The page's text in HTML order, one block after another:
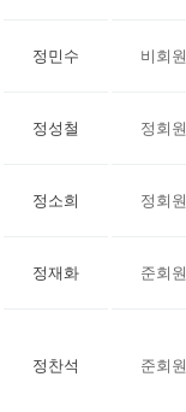
정민수 비회원
정성철 정회원
정소희 정회원
정재화 준회원
정찬석 준회원